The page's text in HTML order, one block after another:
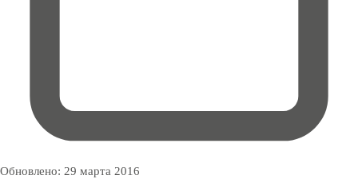
Обновлено: 29 марта 2016